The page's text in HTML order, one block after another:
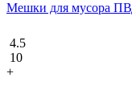
Мешки для мусора
4.5
10
+